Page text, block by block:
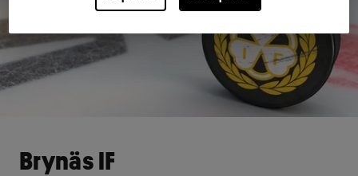
Brynäs IF